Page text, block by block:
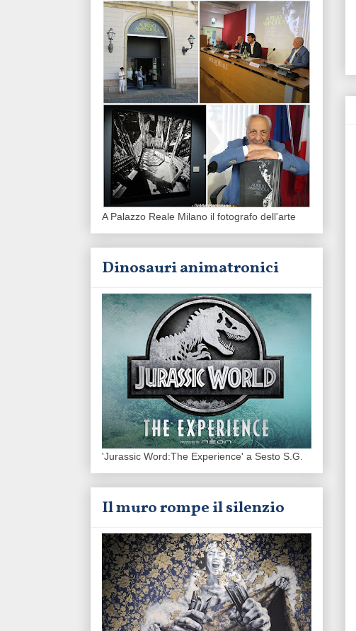
A Palazzo Reale Milano il fotografo dell'arte
Dinosauri animatronici
'Jurassic Word:The Experience' a Sesto S.G.
Il muro rompe il silenzio